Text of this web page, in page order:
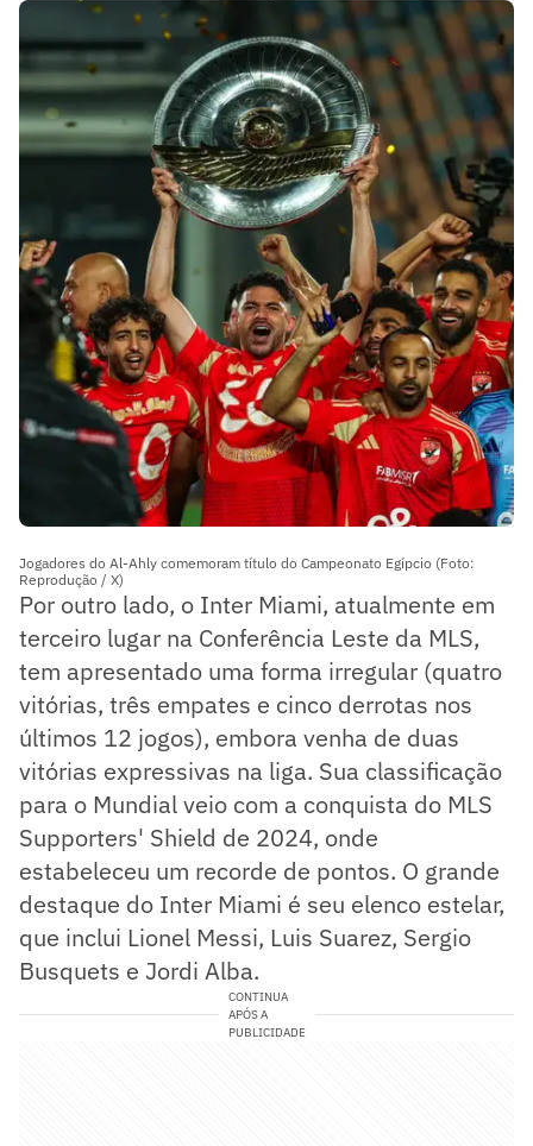
Jogadores do Al-Ahly comemoram título do Campeonato Egípcio (Foto:
Reprodução / X)
Por outro lado, o Inter Miami, atualmente em
terceiro lugar na Conferência Leste da MLS,
tem apresentado uma forma irregular (quatro
vitórias, três empates e cinco derrotas nos
últimos 12 jogos), embora venha de duas
vitórias expressivas na liga. Sua classificação
para o Mundial veio com a conquista do MLS
Supporters' Shield de 2024, onde
estabeleceu um recorde de pontos. O grande
destaque do Inter Miami é seu elenco estelar,
que inclui Lionel Messi, Luis Suarez, Sergio
Busquets e Jordi Alba.
CONTINUA
APÓS A
PUBLICIDADE